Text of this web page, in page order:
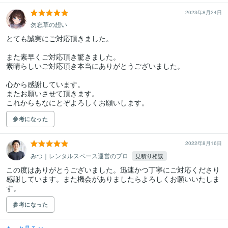
2023年8月24日
勿忘草の想い
とても誠実にご対応頂きました。
また素早くご対応頂き驚きました。
素晴らしいご対応頂き本当にありがとうございました。
心から感謝しています。
またお願いさせて頂きます。
これからもなにとぞよろしくお願いします。
参考になった
2022年8月16日
みつ｜レンタルスペース運営のプロ 見積り相談
この度はありがとうございました。迅速かつ丁寧にご対応くださり
感謝しています。また機会がありましたらよろしくお願いいたしま
す。
参考になった